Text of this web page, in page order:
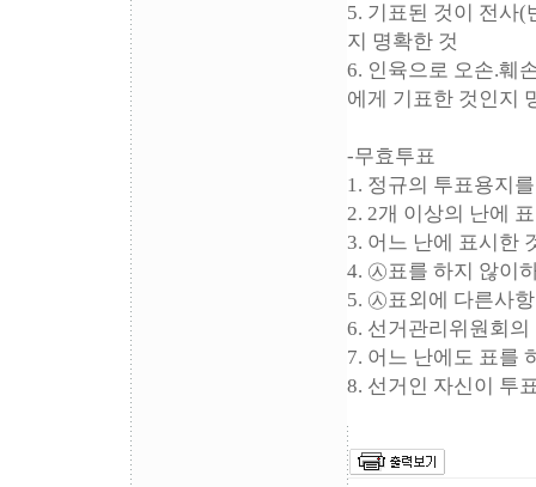
5. 기표된 것이 전사
지 명확한 것
6. 인육으로 오손.훼
에게 기표한 것인지
-무효투표
1. 정규의 투표용지
2. 2개 이상의 난에
3. 어느 난에 표시한
4. ㉦표를 하지 않이
5. ㉦표외에 다른사
6. 선거관리위원회
7. 어느 난에도 표를
8. 선거인 자신이 투